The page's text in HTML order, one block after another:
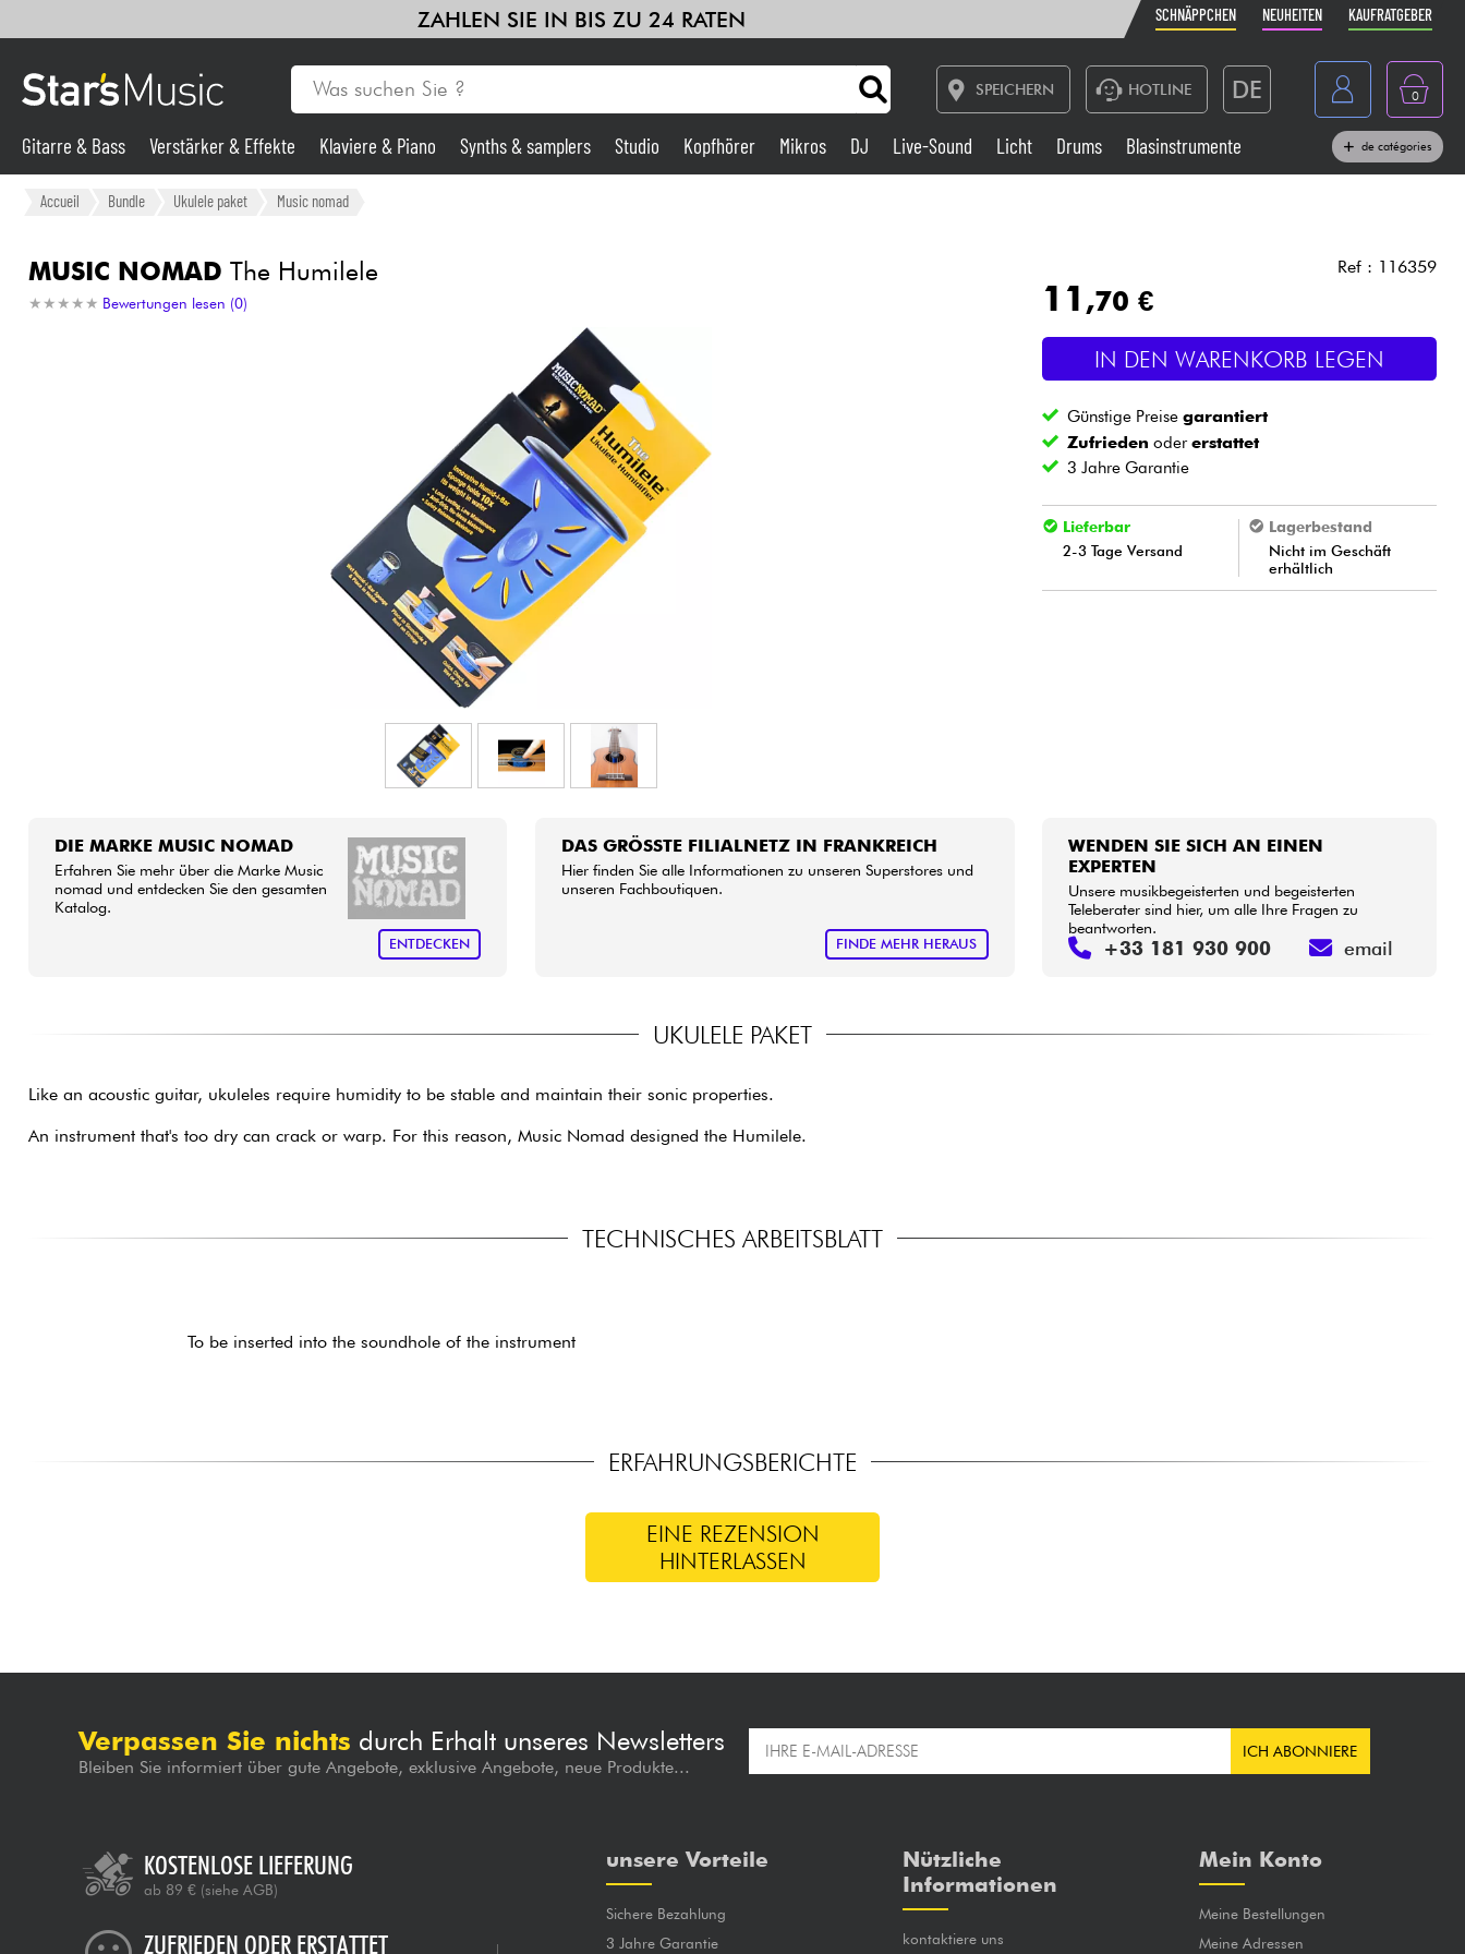
ZAHLEN SIE IN BIS ZU 24 RATEN SCHNÄPPCHEN NEUHEITEN KAUFRATGEBER
SPEICHERN HOTLINE DE
Belgique
Nederland
0
Gitarre & Bass
Synths & samplers
Live-Sound
Drums Blasinstrumente
Kinder Kabel & Zubehöre
Bundle
Sehen Sie sich unsere Marken an
Gitarre & Bass Verstärker & Effekte Klaviere & Piano Synths & samplers Studio Kopfhörer Mikros DJ Live-Sound Licht Drums Blasinstrumente de catégories
Accueil Bundle Ukulele paket Music nomad
MUSIC NOMAD The Humilele
★ ★ ★ ★ ★
★ ★ ★ ★ ★ Bewertungen lesen (0)
Ref : 116359
11 ,70 €
IN DEN WARENKORB LEGEN
Günstige Preisegarantiert
Zufrieden odererstattet
3 Jahre Garantie
Lieferbar
2-3 Tage Versand
Lagerbestand
Nicht im Geschäft
erhältlich
DIE MARKE MUSIC NOMAD
Erfahren Sie mehr über die Marke Music
nomad und entdecken Sie den gesamten
Katalog.
ENTDECKEN
DAS GRÖSSTE FILIALNETZ IN FRANKREICH
Hier finden Sie alle Informationen zu unseren Superstores und
unseren Fachboutiquen.
FINDE MEHR HERAUS
WENDEN SIE SICH AN EINEN
EXPERTEN
Unsere musikbegeisterten und begeisterten
Teleberater sind hier, um alle Ihre Fragen zu
beantworten.
+33 181 930 900 email
UKULELE PAKET
Like an acoustic guitar, ukuleles require humidity to be stable and maintain their sonic properties.
An instrument that's too dry can crack or warp. For this reason, Music Nomad designed the Humilele.
TECHNISCHES ARBEITSBLATT
To be inserted into the soundhole of the instrument
ERFAHRUNGSBERICHTE
EINE REZENSION
HINTERLASSEN
Verpassen Sie nichts durch Erhalt unseres Newsletters
Bleiben Sie informiert über gute Angebote, exklusive Angebote, neue Produkte...
ICH ABONNIERE
KOSTENLOSE LIEFERUNG
ab 89 € (siehe AGB)
ZUFRIEDEN ODER ERSTATTET
unsere Vorteile
Sichere Bezahlung
3 Jahre Garantie
Nützliche
Informationen
kontaktiere uns
Mein Konto
Meine Bestellungen
Meine Adressen